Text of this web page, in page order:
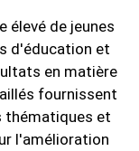
élevé de jeunes
d'éducation et
en matière
fournissent
thématiques et
l'amélioration